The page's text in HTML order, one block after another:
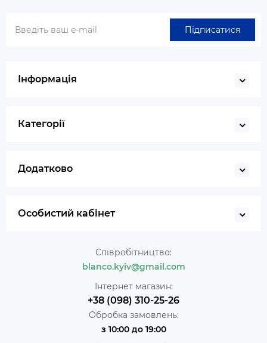
Підписатися
Інформація
Категорії
Додатково
Особистий кабінет
Співробітництво:
blanco.kyiv@gmail.com
Інтернет магазин:
+38 (098) 310-25-26
Обробка замовлень:
з 10:00 до 19:00